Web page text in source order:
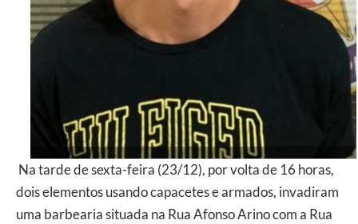
Na tarde de sexta-feira (23/12), por volta de 16 horas,
dois elementos usando capacetes e armados, invadiram
uma barbearia situada na Rua Afonso Arino com a Rua